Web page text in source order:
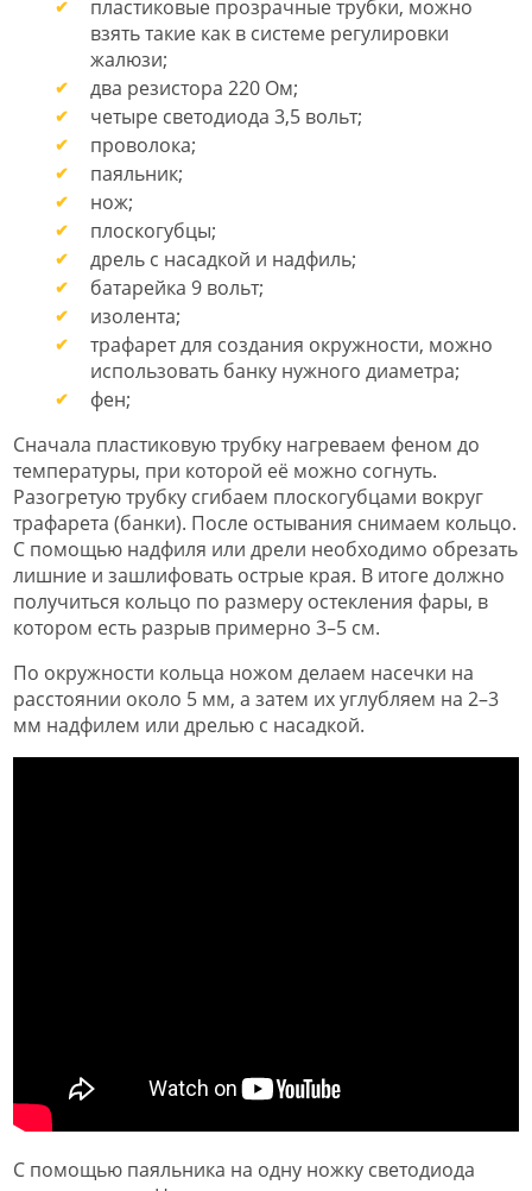
пластиковые прозрачные трубки, можно
взять такие как в системе регулировки
жалюзи;
два резистора 220 Ом;
четыре светодиода 3,5 вольт;
проволока;
паяльник;
нож;
плоскогубцы;
дрель с насадкой и надфиль;
батарейка 9 вольт;
изолента;
трафарет для создания окружности, можно
использовать банку нужного диаметра;
фен;
Сначала пластиковую трубку нагреваем феном до
температуры, при которой её можно согнуть.
Разогретую трубку сгибаем плоскогубцами вокруг
трафарета (банки). После остывания снимаем кольцо.
С помощью надфиля или дрели необходимо обрезать
лишние и зашлифовать острые края. В итоге должно
получиться кольцо по размеру остекления фары, в
котором есть разрыв примерно 3–5 см.
По окружности кольца ножом делаем насечки на
расстоянии около 5 мм, а затем их углубляем на 2–3
мм надфилем или дрелью с насадкой.
С помощью паяльника на одну ножку светодиода